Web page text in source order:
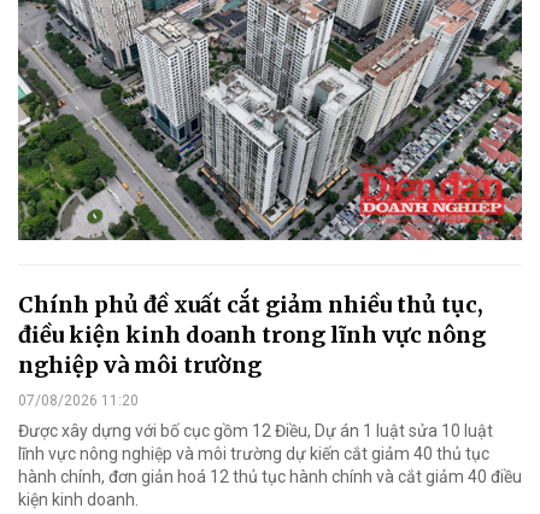
Chính phủ đề xuất cắt giảm nhiều thủ tục,
điều kiện kinh doanh trong lĩnh vực nông
nghiệp và môi trường
07/08/2026 11:20
Được xây dựng với bố cục gồm 12 Điều, Dự án 1 luật sửa 10 luật
lĩnh vực nông nghiệp và môi trường dự kiến cắt giảm 40 thủ tục
hành chính, đơn giản hoá 12 thủ tục hành chính và cắt giảm 40 điều
kiện kinh doanh.